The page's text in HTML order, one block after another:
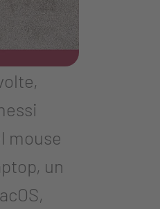
mouse
un